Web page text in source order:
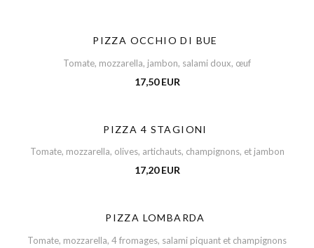
PIZZA OCCHIO DI BUE
Tomate, mozzarella, jambon, salami doux, œuf
17,50 EUR
PIZZA 4 STAGIONI
Tomate, mozzarella, olives, artichauts, champignons, et jambon
17,20 EUR
PIZZA LOMBARDA
Tomate, mozzarella, 4 fromages, salami piquant et champignons